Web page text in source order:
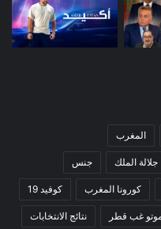
المغرب
جلالة الملك جنس
كورونا المغرب كوفيد 19
غب قطر نتائج الانتخابات